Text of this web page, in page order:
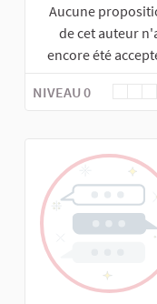
Aucune
de cet auteur
encore été
NIVEAU 0